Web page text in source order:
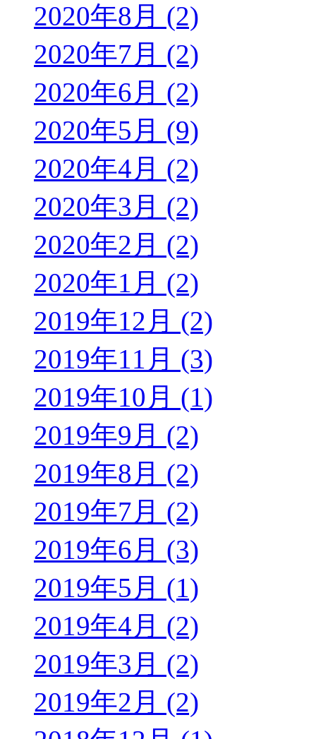
2020年8月 (2)
2020年7月 (2)
2020年6月 (2)
2020年5月 (9)
2020年4月 (2)
2020年3月 (2)
2020年2月 (2)
2020年1月 (2)
2019年12月 (2)
2019年11月 (3)
2019年10月 (1)
2019年9月 (2)
2019年8月 (2)
2019年7月 (2)
2019年6月 (3)
2019年5月 (1)
2019年4月 (2)
2019年3月 (2)
2019年2月 (2)